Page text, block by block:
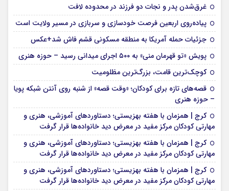
غرق‌شدن پدر و نجات دو فرزند در محدوده لافت
پیاده‌روی اربعین فرصت خودسازی و سربازی در مسیر ولایت است
جزئیات حمله آمریکا به منطقه مسکونی قشم فاش شد+عکس
پویش «تو قهرمان منی» به ۵۰۰ اجرای میدانی رسید – حوزه هنری
کوچک‌ترین قامت، بزرگ‌ترین مظلومیت
قصه‌های تازه برای کودکان؛ «وقت قصه» از شنبه روی آنتن شبکه پویا
– حوزه هنری
کرج | همزمان با هفته بهزیستی؛ دستاوردهای آموزشی، هنری و
مهارتی کودکان مرکز مفید در معرض دید خانواده‌ها قرار گرفت
کرج | همزمان با هفته بهزیستی؛ دستاوردهای آموزشی، هنری و
مهارتی کودکان مرکز مفید در معرض دید خانواده‌ها قرار گرفت
کرج | همزمان با هفته بهزیستی؛ دستاوردهای آموزشی، هنری و
مهارتی کودکان مرکز مفید در معرض دید خانواده‌ها قرار گرفت